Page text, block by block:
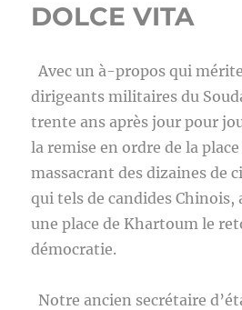
DOLCE VITA
Avec un à-propos qui
dirigeants militaires du
trente ans après jour pour
la remise en ordre de la
massacrant des dizaines de
qui tels de candides
une place de Khartoum le
démocratie.
Notre ancien secrétaire